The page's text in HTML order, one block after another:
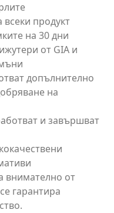
продукт
на 30 дни
от GIA и
допълнително
на
и завършват
внимателно от
гарантира